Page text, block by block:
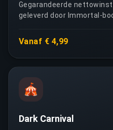
Gegarandeerde
geleverd door Immortal-
Vanaf € 4,99
🎪
Dark Carnival